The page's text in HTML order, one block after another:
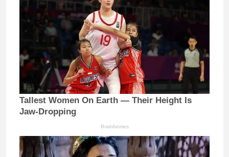
Tallest Women On Earth — Their Height Is
Jaw-Dropping
Brainberries